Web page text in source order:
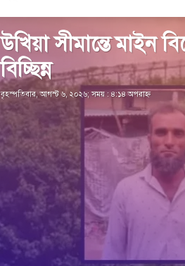
উখিয়া সীমান্তে মাইন
বিচ্ছিন্ন
বৃহস্পতিবার, আগস্ট ৬, ২০২৬; সময় : ৪:১৪ অপরাহ্ণ